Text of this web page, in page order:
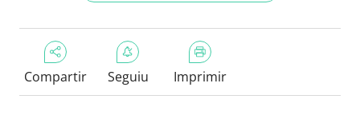
Compartir Seguiu Imprimir